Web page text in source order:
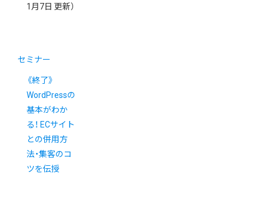
1月7日 更新）
セミナー
《終了》
WordPressの
基本がわか
る！ ECサイト
との併用方
法・集客のコ
ツを伝授